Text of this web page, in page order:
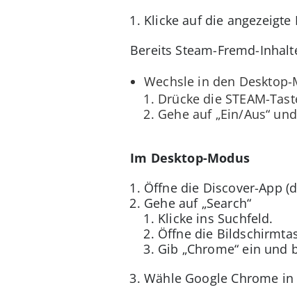
Klicke auf die
Bereits Steam-Fremd-
Wechsle in den
Drücke die STEAM-
Gehe auf „Ein/Aus“
Im Desktop-Modus
Öffne die Discover-App
Gehe auf „Search“
Klicke ins Suchfeld.
Öffne die
Gib „Chrome“ ein und
Wähle Google Chrome